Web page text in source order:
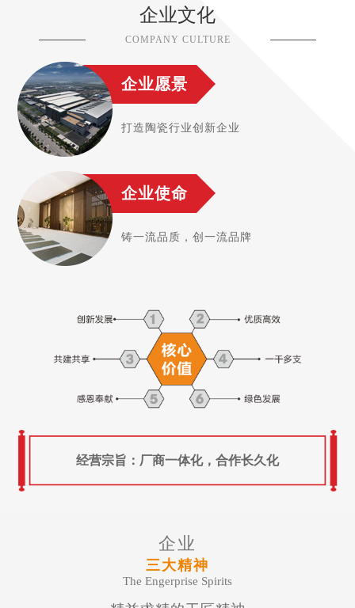
企业文化
COMPANY CULTURE
企业愿景
打造陶瓷行业创新企业
企业使命
铸一流品质，创一流品牌
经营宗旨：厂商一体化，合作长久化
企业
三大精神
The Engerprise Spirits